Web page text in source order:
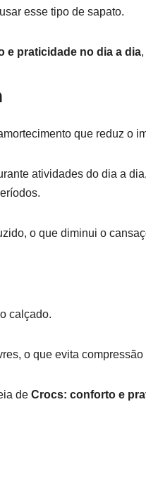
esse tipo de sapato.
e praticidade no dia a dia
que reduz o
atividades do dia a
o que diminui o
calçado.
o que evita
de Crocs: conforto e